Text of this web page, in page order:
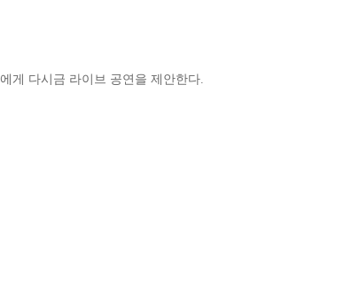
게 다시금 라이브 공연을 제안한다.